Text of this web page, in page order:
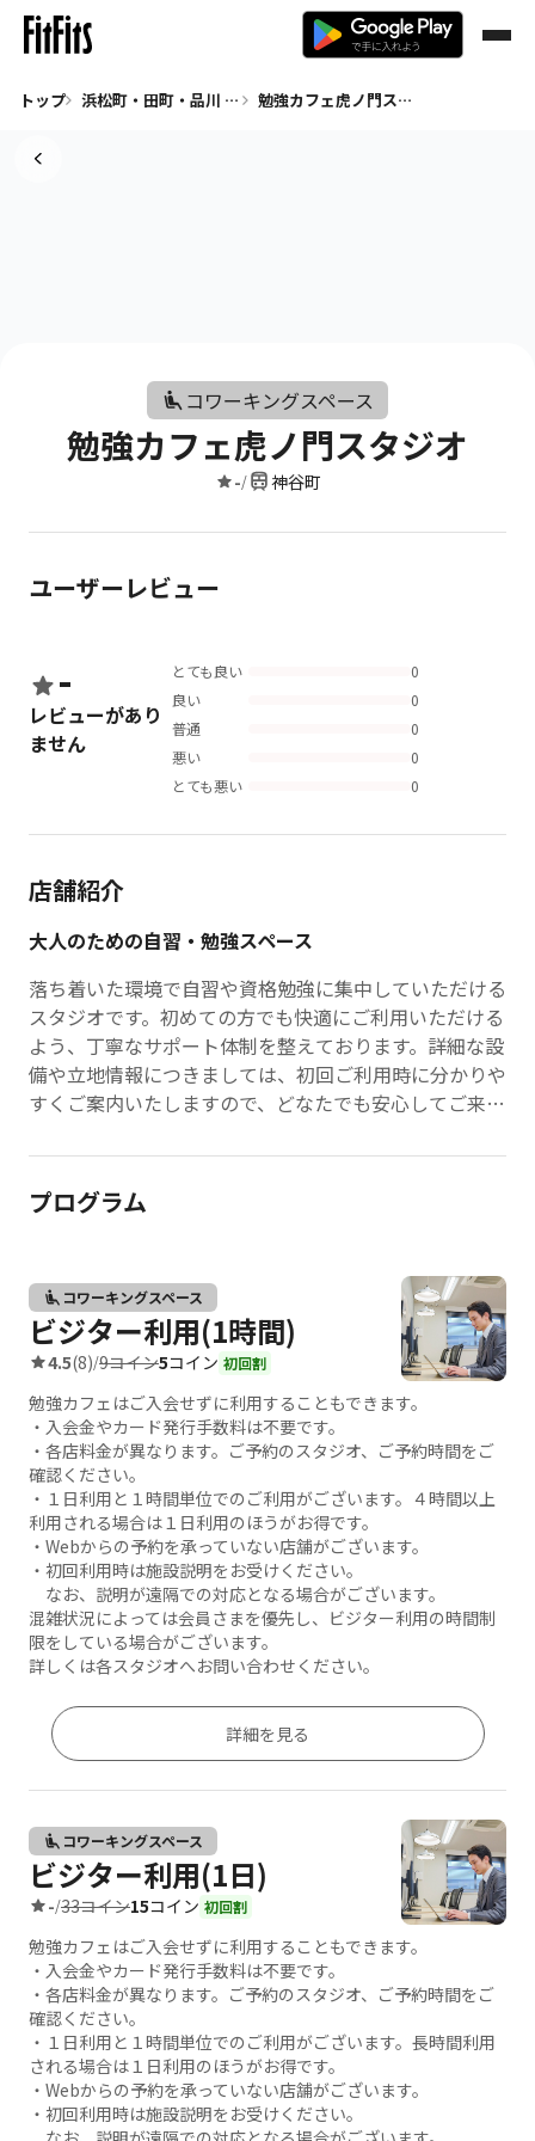
トップ 浜松町・田町・品川 コワーキングスペース 勉強カフェ虎ノ門スタジオ
コワーキングスペース
勉強カフェ虎ノ門スタジオ
-/ 神谷町
ユーザーレビュー
-
レビューがあり
ません
とても良い
0
良い
0
普通
0
悪い
0
とても悪い
0
店舗紹介
大人のための自習・勉強スペース
落ち着いた環境で自習や資格勉強に集中していただける
スタジオです。初めての方でも快適にご利用いただける
よう、丁寧なサポート体制を整えております。詳細な設
備や立地情報につきましては、初回ご利用時に分かりや
すくご案内いたしますので、どなたでも安心してご来店
プログラム
コワーキングスペース
ビジター利用(1時間)
4.5(8)/9コイン5コイン 初回割
勉強カフェはご入会せずに利用することもできます。
・入会金やカード発行手数料は不要です。
・各店料金が異なります。ご予約のスタジオ、ご予約時間をご
確認ください。
・１日利用と１時間単位でのご利用がございます。４時間以上
利用される場合は１日利用のほうがお得です。
・Webからの予約を承っていない店舗がございます。
・初回利用時は施設説明をお受けください。
なお、説明が遠隔での対応となる場合がございます。
混雑状況によっては会員さまを優先し、ビジター利用の時間制
限をしている場合がございます。
詳しくは各スタジオへお問い合わせください。
詳細を見る
コワーキングスペース
ビジター利用(1日)
-/33コイン15コイン 初回割
勉強カフェはご入会せずに利用することもできます。
・入会金やカード発行手数料は不要です。
・各店料金が異なります。ご予約のスタジオ、ご予約時間をご
確認ください。
・１日利用と１時間単位でのご利用がございます。長時間利用
される場合は１日利用のほうがお得です。
・Webからの予約を承っていない店舗がございます。
・初回利用時は施設説明をお受けください。